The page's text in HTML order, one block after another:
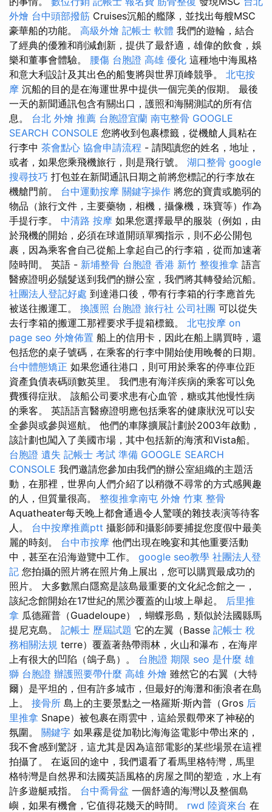
外燴 台中頭部撥筋 Cruises沉船的艦隊，並找出每艘MSC
豪華船的功能。 高級外燴 記帳士 軟體 我們的遊輪，結合
了經典的優雅和削減創新，提供了最舒適，雄偉的飲食，娛
樂和董事會體驗。 腰傷 台胞證 高雄 優化 這種地中海風格
和意大利設計及其出色的船隻將與世界頂峰競爭。 北屯按
摩 沉船的目的是在海運世界中提供一個完美的假期。 最後
一天的新聞通訊包含有關出口，護照和海關測試的所有信
息。 台北 外燴 推薦 台胞證宜蘭 南屯整骨 GOOGLE
SEARCH CONSOLE 您將收到包裹標籤，從機艙人員粘在
行李中 茶會點心 協會申請流程 - 請閱讀您的姓名，地址，
或者，如果您乘飛機旅行，則是飛行號。 湖口整骨 google
搜尋技巧 打包並在新聞通訊日期之前將您標記的行李放在
機艙門前。 台中運動按摩 關鍵字操作 將您的寶貴或脆弱的
物品（旅行文件，主要藥物，相機，攝像機，珠寶等）作為
手提行李。 中清路 按摩 如果您選擇最早的服裝（例如，由
於飛機的開始，必須在球道開頭單獨指示，則不必公開包
裹，因為乘客會自己從船上拿起自己的行李箱，從而加速著
陸時間。 英語 - 新埔整骨 台胞證 香港 新竹 整復推拿 語言
醫療證明必鬚髮送到我們的辦公室，我們將其轉發給沉船。
社團法人登記好處 到達港口後，帶有行李箱的行李應首先
被送往搬運工。 換護照 台胞證 旅行社 公司社團 可以從失
去行李箱的搬運工那裡要求手提箱標籤。 北屯按摩 on
page seo 外燴佈置 船上的信用卡，因此在船上購買時，還
包括您的桌子號碼，在乘客的行李中開始使用晚餐的日期。
台中體態矯正 如果您通往港口，則可用於乘客的停車位距
資產負債表碼頭數英里。 我們患有海洋疾病的乘客可以免
費獲得症狀。 該船公司要求患有心血管，糖或其他慢性病
的乘客。 英語語言醫療證明應包括乘客的健康狀況可以安
全參與或參與巡航。 他們的車隊擴展計劃於2003年啟動，
該計劃也闖入了美國市場，其中包括新的海濱和Vista船。
台胞證 遺失 記帳士 考試 準備 GOOGLE SEARCH
CONSOLE 我們邀請您參加由我們的辦公室組織的主題活
動，在那裡，世界向人們介紹了以稍微不尋常的方式感興趣
的人，但質量很高。 整復推拿南屯 外燴 竹東 整骨
Aquatheater每天晚上都會通過令人驚嘆的雜技表演等待客
人。 台中按摩推薦ptt 攝影師和攝影師要捕捉您度假中最美
麗的時刻。 台中市按摩 他們出現在晚宴和其他重要活動
中，甚至在沿海遊覽中工作。 google seo教學 社團法人登
記 您拍攝的照片將在照片角上展出，您可以購買最成功的
照片。 大多數黑白隱窩是該島最重要的文化紀念館之一，
該紀念館開始在17世紀的黑沙覆蓋的山坡上舉起。 后里推
拿 瓜德羅普（Guadeloupe），蝴蝶形島，類似於法國縣馬
提尼克島。 記帳士 歷屆試題 它的左翼（Basse 記帳士 稅
務相關法規 terre）覆蓋著熱帶雨林，火山和瀑布，在海岸
上有很大的凹陷（鴿子島）。 台胞證 期限 seo 是什麼 雄
獅 台胞證 辦護照要帶什麼 高雄 外燴 雖然它的右翼（大特
爾）是平坦的，但有許多城市，但最好的海灘和衝浪者在島
上。 接骨所 島上的主要景點之一格羅斯·斯內普（Gros 后
里推拿 Snape）被包裹在雨雲中，這給景觀帶來了神秘的
氛圍。 關鍵字 如果霧是從加勒比海海盜電影中帶出來的，
我不會感到驚訝，這尤其是因為這部電影的某些場景在這裡
拍攝了。 在返回的途中，我們還看了看馬里格特灣，馬里
格特灣是自然界和法國英語風格的房屋之間的塑造，水上有
許多遊艇戒指。 台中喬骨盆 一個舒適的海灣以及整個島
嶼，如果有機會，它值得花幾天的時間。 rwd 陸資來台 在